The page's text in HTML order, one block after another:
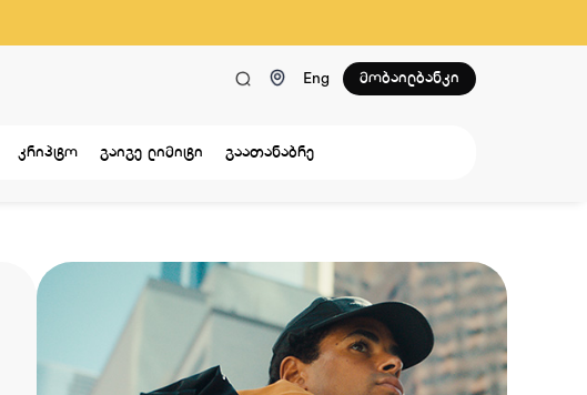
Eng მობაილბანკი
კრიპტო გაიგე ლიმიტი გაათანაბრე